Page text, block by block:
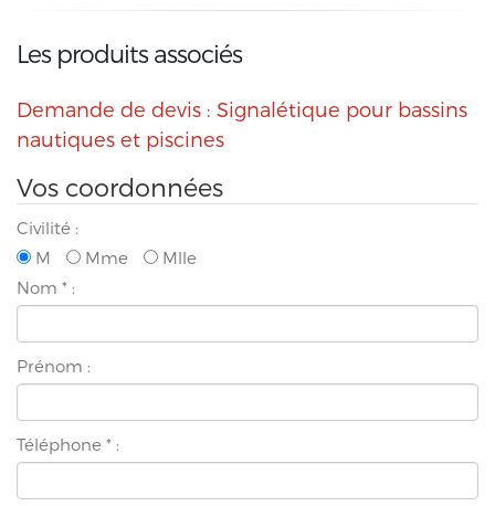
Les produits associés
Demande de devis : Signalétique pour bassins
nautiques et piscines
Vos coordonnées
Civilité :
M
Mme
Mlle
Nom * :
Prénom :
Téléphone * :